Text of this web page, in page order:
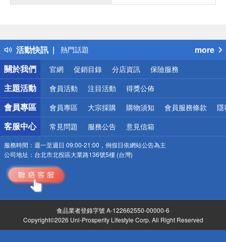
活動快訊
得獎公告
熱門話題
銀行優惠
偏遠地區配送
詐騙網頁！請小心！
more
關於我們
官網 促銷目錄 分店資訊 保險服務
主題活動 會員活動 注目活動 得獎公佈
會員專區 會員專區 大宗採購 購物須知 會員服務條款 隱
客服中心 常見問題 服務公告 意見信箱
服務時間： 週一至週日 09:00-21:00，例假日依網站公告為主
公司地址： 台北市北投區大業路136號5樓 (台灣)
食品業者登錄字號 A-122662550-00000-6
Copyright©2026 Uni-Prosperity Lifestyle Corp. All Right Reserved